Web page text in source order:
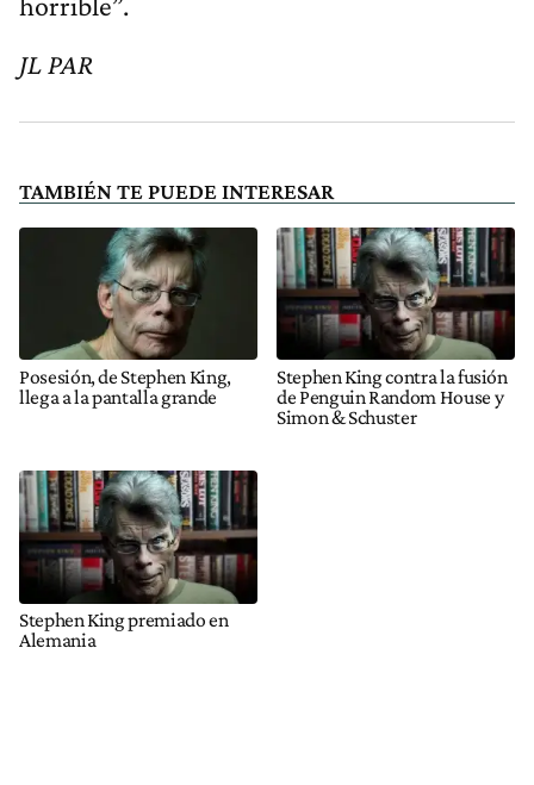
JL PAR
TAMBIÉN TE PUEDE INTERESAR
Posesión, de Stephen King,
llega a la pantalla grande
Stephen King contra la fusión
de Penguin Random House y
Simon & Schuster
Stephen King premiado en
Alemania